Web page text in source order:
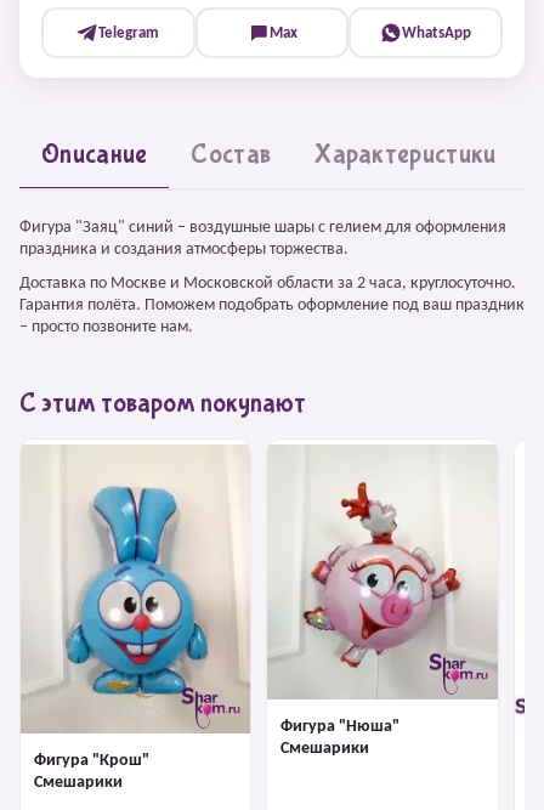
Telegram Max WhatsApp
Описание Состав Характеристики
Фигура "Заяц" синий – воздушные шары с гелием для оформления
праздника и создания атмосферы торжества.
Доставка по Москве и Московской области за 2 часа, круглосуточно.
Гарантия полёта. Поможем подобрать оформление под ваш праздник
– просто позвоните нам.
С этим товаром покупают
Фигура "Крош"
Смешарики
Фигура "Нюша"
Смешарики